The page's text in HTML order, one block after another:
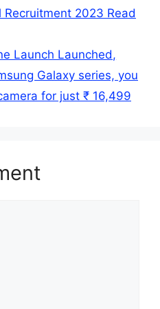
2023 Read
Launch Launched,
Galaxy series, you
for just ₹ 16,499